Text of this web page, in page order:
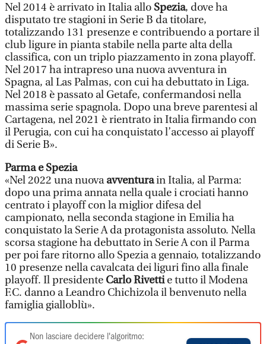
Nel 2014 è arrivato in Italia allo Spezia, dove ha
disputato tre stagioni in Serie B da titolare,
totalizzando 131 presenze e contribuendo a portare il
club ligure in pianta stabile nella parte alta della
classifica, con un triplo piazzamento in zona playoff.
Nel 2017 ha intrapreso una nuova avventura in
Spagna, al Las Palmas, con cui ha debuttato in Liga.
Nel 2018 è passato al Getafe, confermandosi nella
massima serie spagnola. Dopo una breve parentesi al
Cartagena, nel 2021 è rientrato in Italia firmando con
il Perugia, con cui ha conquistato l’accesso ai playoff
di Serie B».
Parma e Spezia
«Nel 2022 una nuovaavventurain Italia, al Parma:
dopo una prima annata nella quale i crociati hanno
centrato i playoff con la miglior difesa del
campionato, nella seconda stagione in Emilia ha
conquistato la Serie A da protagonista assoluto. Nella
scorsa stagione ha debuttato in Serie A con il Parma
per poi fare ritorno allo Spezia a gennaio, totalizzando
10 presenze nella cavalcata dei liguri fino alla finale
playoff. Il presidente Carlo Rivettie tutto il Modena
F.C. danno a Leandro Chichizola il benvenuto nella
famiglia gialloblù».
Non lasciare decidere l'algoritmo: